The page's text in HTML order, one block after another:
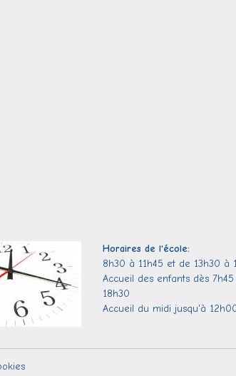
Horaires de l'école:
8h30 à 11h45 et de 13h30 à
Accueil des enfants dès
18h30
Accueil du midi jusqu'à